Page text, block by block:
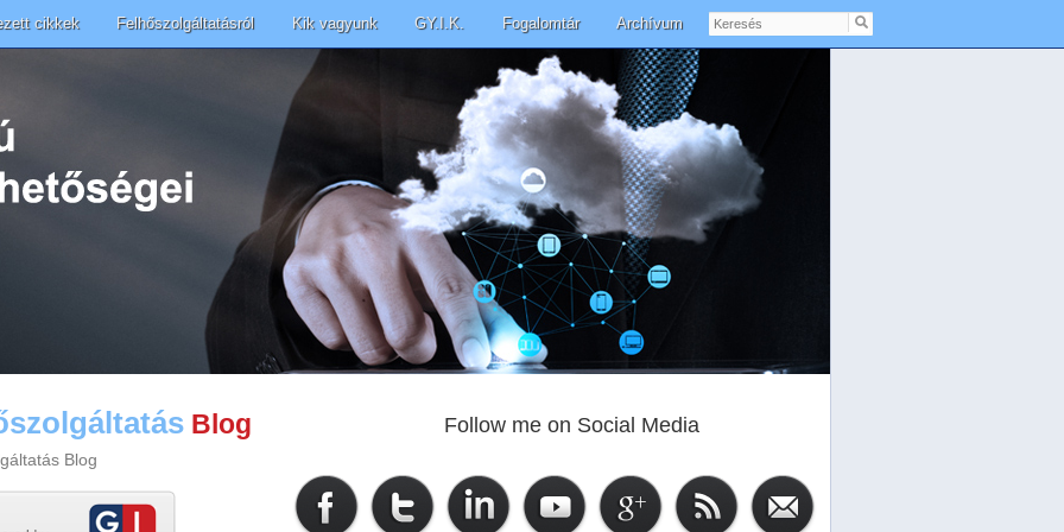
cikkek Felhőszolgáltatásról Kik vagyunk GY.I.K. Fogalomtár Archívum
Keresés
Blog
Blog
Follow me on Social Media